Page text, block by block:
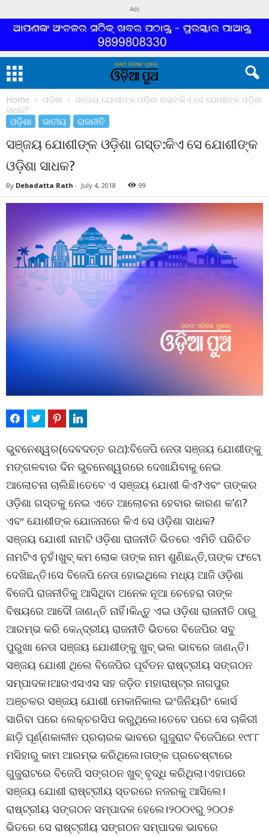
Ads
Home ଓଡ଼ିଶା
ସଞ୍ଜୟ ଯୋଶୀଙ୍କ ଓଡ଼ିଶା ଗସ୍ତ:କିଏ ସେ ଯୋଶୀଙ୍କ ଓଡ଼ିଶା
ସାଧକ?
ଓଡ଼ିଶା ଜାତୀୟ ରାଜନୀତି
ସଞ୍ଜୟ ଯୋଶୀଙ୍କ ଓଡ଼ିଶା ଗସ୍ତ:କିଏ ସେ ଯୋଶୀଙ୍କ
ଓଡ଼ିଶା ସାଧକ?
By Debadatta Rath - July 4, 2018 99
ଭୁବନେଶ୍ୱର(ଦେବଦତ୍ତ ରଥ):ବିଜେପି ନେତା ସଞ୍ଜୟ ଯୋଶୀଙ୍କୁ
ମଙ୍ଗଳବାର ଦିନ ଭୁବନେଶ୍ୱରରେ ଦେଖାଯିବାକୁ ନେଇ
ଆଲୋଚନା ଚାଲିଛି।ତେବେ ଏ ସଞ୍ଜୟ ଯୋଶୀ କିଏ?ଏବଂ ତାଙ୍କର
ଓଡ଼ିଶା ଗସ୍ତକୁ ନେଇ ଏତେ ଆଲୋଚନା ହେବାର କାରଣ କ’ଣ?
ଏବଂ ଯୋଶୀଙ୍କ ଯୋଜନାରେ କିଏ ସେ ଓଡ଼ିଶା ସାଧକ?
ସଞ୍ଜୟ ଯୋଶୀ ନାମଟି ଓଡ଼ିଶା ରାଜନୀତି ଭିତରେ ଏମିତି ପରିଚିତ
ନାମଟିଏ ନୁହଁ।ଖୁବ୍ କମ ଲୋକ ତାଙ୍କ ନାମ ଶୁଣିଛନ୍ତି,ତାଙ୍କ ଫଟୋ
ଦେଖିଛନ୍ତି।ସେ ବିଜେପି ନେତା ହୋଇଥିଲେ ମଧ୍ୟ ଆଜି ଓଡ଼ିଶା
ବିଜେପି ରାଜନୀତିକୁ ଆସିଥିବା ଅନେକ ନୂଆ ଚେହେରା ତାଙ୍କ
ବିଷୟରେ ଆଦୌ ଜାଣନ୍ତି ନାହିଁ।କିନ୍ତୁ ଏଇ ଓଡ଼ିଶା ରାଜନୀତି ଠାରୁ
ଆରମ୍ଭ କରି କେନ୍ଦ୍ରୀୟ ରାଜନୀତି ଭିତରେ ବିଜେପିର ସବୁ
ପୁରୁଖା ନେତା ସଞ୍ଜୟ ଯୋଶୀଙ୍କୁ ଖୁବ୍ ଭଲ ଭାବରେ ଜାଣନ୍ତି।
ସଞ୍ଜୟ ଯୋଶୀ ଥିଲେ ବିଜେପିର ପୂର୍ବତନ ରାଷ୍ଟ୍ରୀୟ ସଙ୍ଗଠନ
ସମ୍ପାଦକ।ଆରଏସଏସ ସହ ଜଡ଼ିତ ମହାରାଷ୍ଟ୍ର ନାଗପୁର
ଅଞ୍ଚଳର ସଞ୍ଜୟ ଯୋଶୀ ମେକାନିକାଲ ଇଂଜିନିୟରିଂ କୋର୍ସ
ସାରିବା ପରେ ଲେକ୍ଚରସିପ କରୁଥିଲେ।ତେବେ ପରେ ସେ ଚାକିରୀ
ଛାଡ଼ି ପୂର୍ଣ୍ଣକାଳୀନ ପ୍ରଚାରକ ଭାବରେ ଗୁଜୁରାଟ ବିଜେପିରେ ୧୯୮୮
ମସିହାରୁ କାମ ଆରମ୍ଭ କରିଥିଲେ।ତାଙ୍କ ପ୍ରଚେଷ୍ଟାରେ
ଗୁଜୁରାଟରେ ବିଜେପି ସଙ୍ଗଠନ ଖୁବ୍ ବୃଦ୍ଧି କରିଥିଲା।ଏହାପରେ
ସଞ୍ଜୟ ଯୋଶୀ ରାଷ୍ଟ୍ରୀୟ ସ୍ତରରେ ନଜରକୁ ଆସିଲେ।
ରାଷ୍ଟ୍ରୀୟ ସଙ୍ଗଠନ ସମ୍ପାଦକ ହେଲେ।୨୦୦୧ରୁ ୨୦୦୫
ଭିତରେ ସେ ରାଷ୍ଟ୍ରୀୟ ସଙ୍ଗଠନ ସମ୍ପାଦକ ଭାବରେ